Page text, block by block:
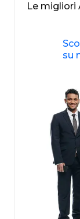
Le migliori
su